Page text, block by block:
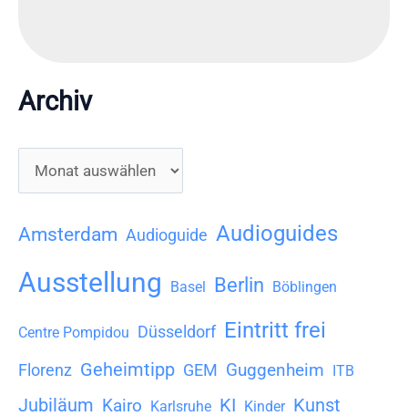
Archiv
r
c
i
Amsterdam Audioguide Audioguides
Ausstellung Basel Berlin Böblingen
Centre Pompidou Düsseldorf Eintritt frei
Florenz Geheimtipp GEM Guggenheim ITB
Jubiläum Kairo Karlsruhe KI Kinder Kunst